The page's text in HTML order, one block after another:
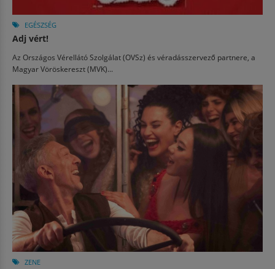
EGÉSZSÉG
Adj vért!
Az Országos Vérellátó Szolgálat (OVSz) és véradásszervező partnere, a
Magyar Vöröskereszt (MVK)...
ZENE